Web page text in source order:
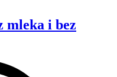
mleka i bez